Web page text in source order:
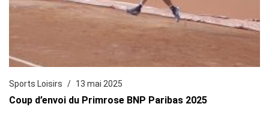
Sports Loisirs 13 mai 2025
Coup d’envoi du Primrose BNP Paribas 2025